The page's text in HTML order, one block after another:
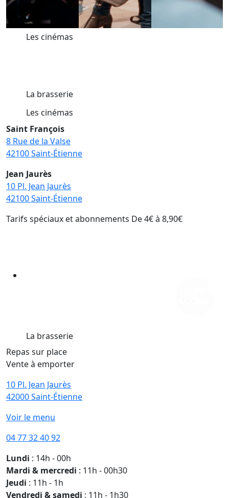
Les cinémas
La brasserie
Les cinémas
Saint François
8 Rue de la Valse
42100 Saint-Étienne
Jean Jaurès
10 Pl. Jean Jaurès
42100 Saint-Étienne
Tarifs spéciaux et abonnements De 4€ à 8,90€
La brasserie
Repas sur place
Vente à emporter
10 Pl. Jean Jaurès
42000 Saint-Étienne
Voir le menu
04 77 32 40 92
Lundi : 14h - 00h
Mardi & mercredi : 11h - 00h30
Jeudi : 11h - 1h
Vendredi & samedi : 11h - 1h30